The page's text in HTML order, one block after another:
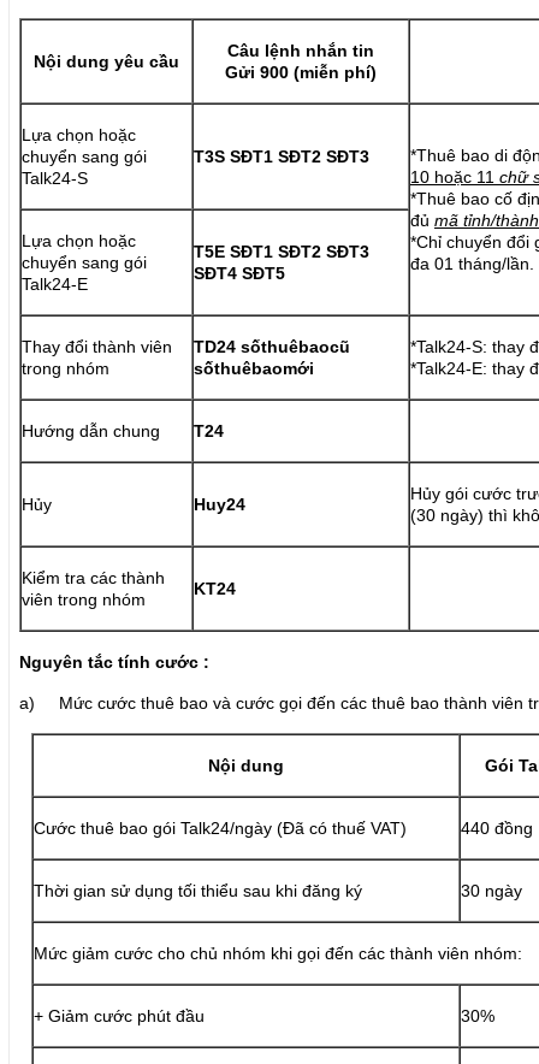
Nội dung yêu cầu
Câu lệnh nhắn tin
Gửi 900 (miễn phí)
Lựa chọn hoặc
chuyển sang gói
Talk24-S
T3S SĐT1 SĐT2 SĐT3
*Thuê bao di
10 hoặc 11 chữ
*Thuê bao cố
đủ mã tỉnh/
*Chỉ chuyển đổi
đa 01 tháng/lần.
Lựa chọn hoặc
chuyển sang gói
Talk24-E
T5E SĐT1 SĐT2 SĐT3
SĐT4 SĐT5
Thay đổi thành viên
trong nhóm
TD24 sốthuêbaocũ
sốthuêbaomới
*Talk24-S: thay
*Talk24-E: thay
Hướng dẫn chung T24
Hủy Huy24
Hủy gói cước
(30 ngày) thì
Kiểm tra các thành
viên trong nhóm
KT24
Nguyên tắc tính cước :
a) Mức cước thuê bao và cước gọi đến các thuê bao thành viên
Nội dung Gói
Cước thuê bao gói Talk24/ngày (Đã có thuế VAT) 440 đồng
Thời gian sử dụng tối thiểu sau khi đăng ký 30 ngày
Mức giảm cước cho chủ nhóm khi gọi đến các thành viên nhóm:
+ Giảm cước phút đầu 30%